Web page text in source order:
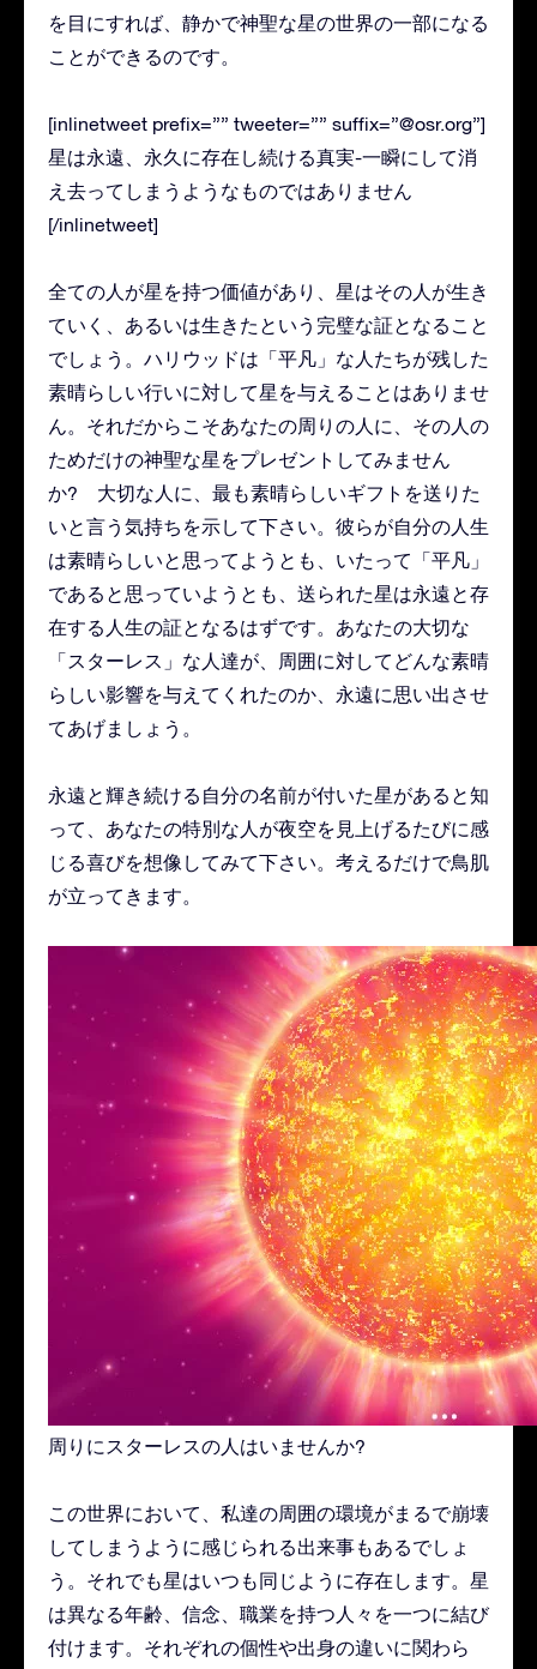
を目にすれば、静かで神聖な星の世界の一部になる
ことができるのです。
[inlinetweet prefix=”” tweeter=”” suffix=”@osr.org”]
星は永遠、永久に存在し続ける真実-一瞬にして消
え去ってしまうようなものではありません
[/inlinetweet]
全ての人が星を持つ価値があり、星はその人が生き
ていく、あるいは生きたという完璧な証となること
でしょう。ハリウッドは「平凡」な人たちが残した
素晴らしい行いに対して星を与えることはありませ
ん。それだからこそあなたの周りの人に、その人の
ためだけの神聖な星をプレゼントしてみません
か? 大切な人に、最も素晴らしいギフトを送りた
いと言う気持ちを示して下さい。彼らが自分の人生
は素晴らしいと思ってようとも、いたって「平凡」
であると思っていようとも、送られた星は永遠と存
在する人生の証となるはずです。あなたの大切な
「スターレス」な人達が、周囲に対してどんな素晴
らしい影響を与えてくれたのか、永遠に思い出させ
てあげましょう。
永遠と輝き続ける自分の名前が付いた星があると知
って、あなたの特別な人が夜空を見上げるたびに感
じる喜びを想像してみて下さい。考えるだけで鳥肌
が立ってきます。
周りにスターレスの人はいませんか?
この世界において、私達の周囲の環境がまるで崩壊
してしまうように感じられる出来事もあるでしょ
う。それでも星はいつも同じように存在します。星
は異なる年齢、信念、職業を持つ人々を一つに結び
付けます。それぞれの個性や出身の違いに関わら